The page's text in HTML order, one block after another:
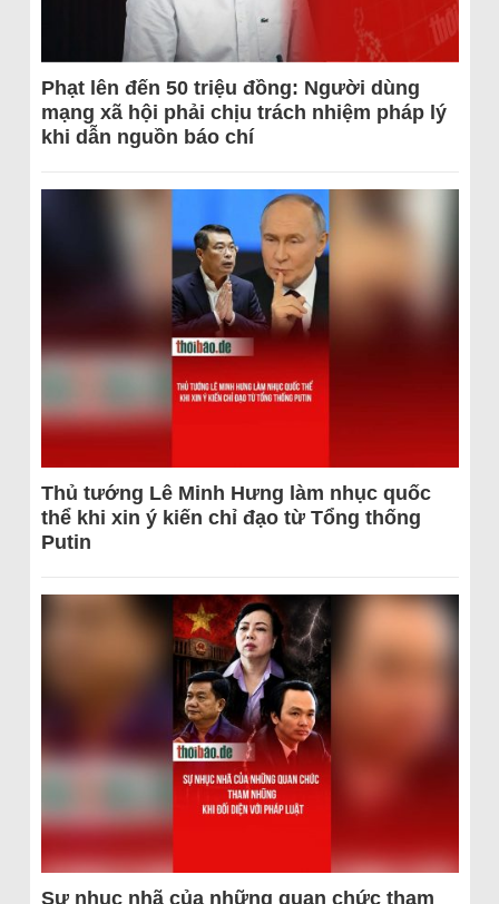
Phạt lên đến 50 triệu đồng: Người dùng
mạng xã hội phải chịu trách nhiệm pháp lý
khi dẫn nguồn báo chí
Thủ tướng Lê Minh Hưng làm nhục quốc
thể khi xin ý kiến chỉ đạo từ Tổng thống
Putin
Sự nhục nhã của những quan chức tham